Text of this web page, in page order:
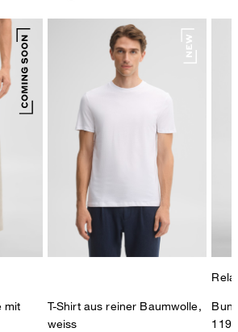
mit
T-Shirt aus reiner Baumwolle,
weiss